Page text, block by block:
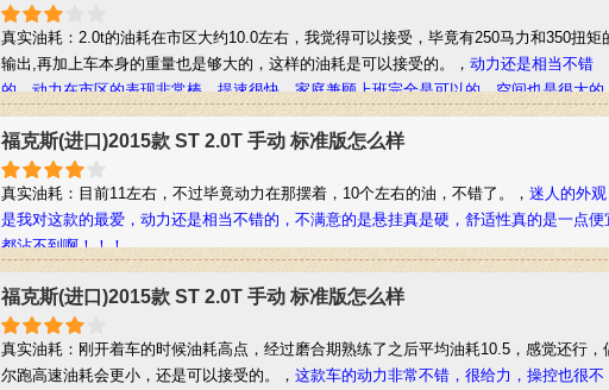
真实油耗：2.0t的油耗在市区大约10.0左右，我觉得可以接受，毕竟有250马力和350扭矩
输出,再加上车本身的重量也是够大的，这样的油耗是可以接受的。， 动力还是相当不错
的，动力在市区的表现非常棒，提速很快，家庭兼顾上班完全是可以的，空间也是很大的
家庭用车完全是可以的。
福克斯(进口)2015款 ST 2.0T 手动 标准版怎么样
真实油耗：目前11左右，不过毕竟动力在那摆着，10个左右的油，不错了。， 迷人的外观
是我对这款的最爱，动力还是相当不错的，不满意的是悬挂真是硬，舒适性真的是一点便
都沾不到啊！！！
福克斯(进口)2015款 ST 2.0T 手动 标准版怎么样
真实油耗：刚开着车的时候油耗高点，经过磨合期熟练了之后平均油耗10.5，感觉还行，
尔跑高速油耗会更小，还是可以接受的。， 这款车的动力非常不错，很给力，操控也很不